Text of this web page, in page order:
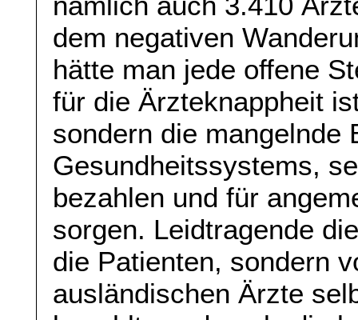
dem negativen
hätte man jede offene
für die Ärzteknappheit
sondern die mangelnde
Gesundheitssystems,
bezahlen und für
sorgen. Leidtragende
die Patienten, sondern
ausländischen Ärzte